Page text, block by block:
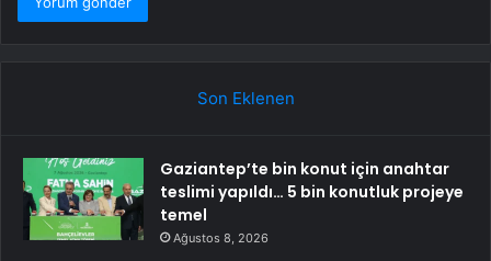
Son Eklenen
Gaziantep’te bin konut için anahtar
teslimi yapıldı… 5 bin konutluk projeye
temel
Ağustos 8, 2026